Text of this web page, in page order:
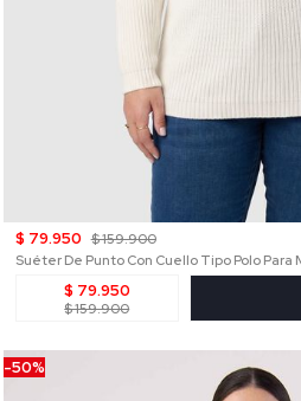
$ 79.950 $ 159.900
Suéter De Punto Con Cuello Tipo Polo Para
$ 79.950
$ 159.900
-50%